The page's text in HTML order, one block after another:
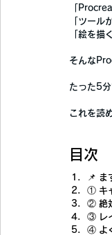
「
「ツール
「絵を描
そんな
たった5
これを読
目次
📌 ま
① キ
② 絶
③ レ
④ よ